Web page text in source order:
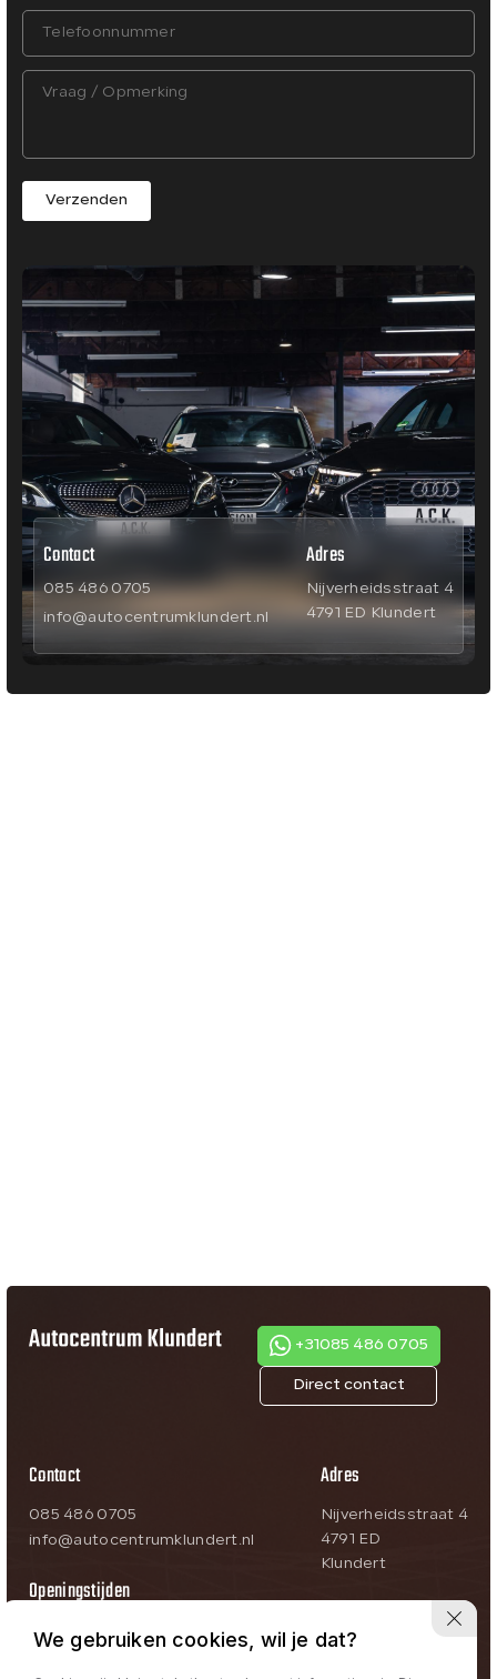
Verzenden
Contact
085 486 0705
info@autocentrumklundert.nl
Adres
Nijverheidsstraat 4
4791 ED Klundert
Direct contact
+31085 486 0705
Contact
085 486 0705
info@autocentrumklundert.nl
Adres
Nijverheidsstraat 4
4791 ED
Klundert
Openingstijden
Ma-Vr:
09:00 – 18:00
We gebruiken cookies, wil je dat?